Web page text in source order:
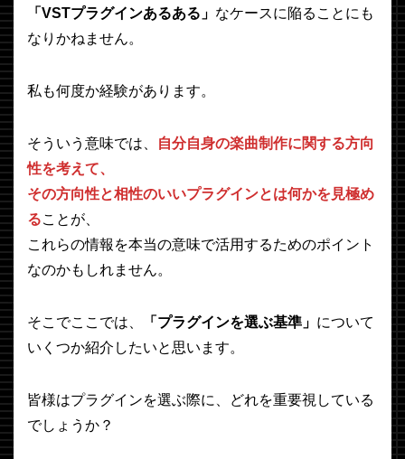
「VSTプラグインあるある」 なケースに陥ることにも
なりかねません。
私も何度か経験があります。
そういう意味では、
自分自身の楽曲制作に関する方向
性を考えて、
その方向性と相性のいいプラグインとは何かを見極め
ることが、
これらの情報を本当の意味で活用するためのポイント
なのかもしれません。
そこでここでは、 「プラグインを選ぶ基準」 について
いくつか紹介したいと思います。
皆様はプラグインを選ぶ際に、どれを重要視している
でしょうか？